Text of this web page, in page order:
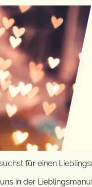
für einen
in der